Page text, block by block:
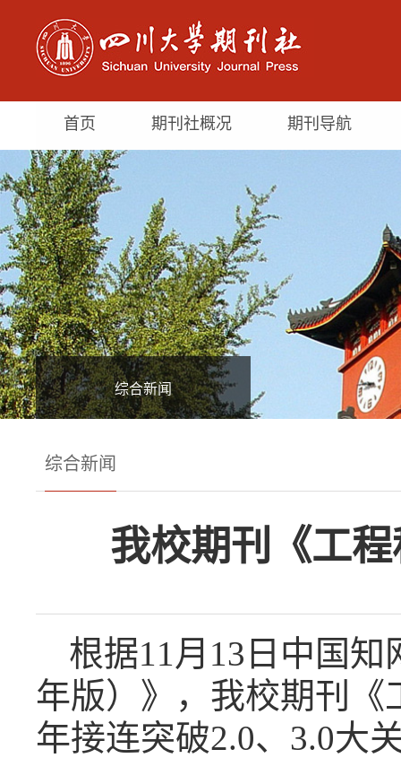
首页 期刊社概况 期刊导航
综合新闻
综合新闻
我校期刊《工
根据11 月 13 日中国
年版）》，我校期刊《
年接连突破2.0、 3.0大